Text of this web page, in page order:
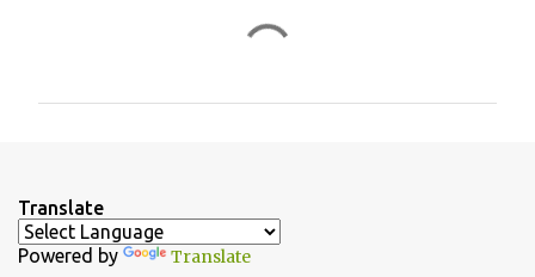
a
r
Translate
Powered by Translate